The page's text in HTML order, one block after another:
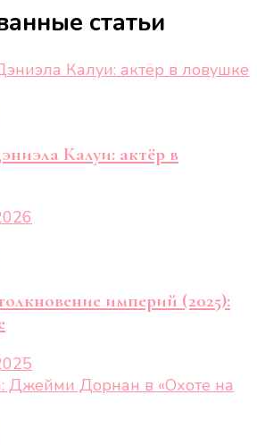
статьи
Калуи: актёр в
империй (2025):